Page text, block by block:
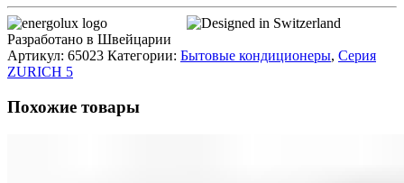
Разработано в Швейцарии
Артикул: 65023 Категории: Бытовые кондиционеры, Серия
ZURICH 5
Похожие товары